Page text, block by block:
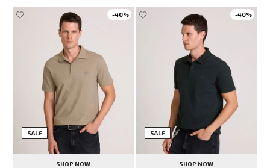
-40%
SALE
SHOP NOW
-40%
SALE
SHOP NOW